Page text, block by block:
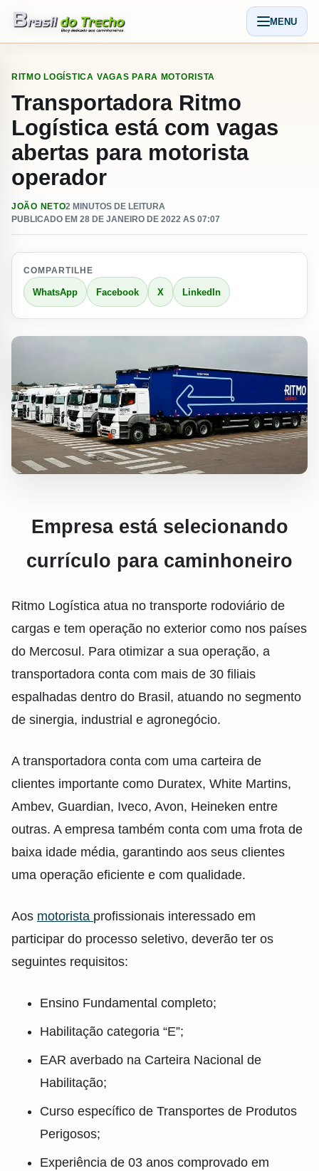
Abrir
MENU
RITMO LOGÍSTICA VAGAS PARA MOTORISTA
Transportadora Ritmo
Logística está com vagas
abertas para motorista
operador
JOÃO NETO2 MINUTOS DE LEITURA
PUBLICADO EM 28 DE JANEIRO DE 2022 AS 07:07
COMPARTILHE
WhatsApp Facebook X LinkedIn
Empresa está selecionando
currículo para caminhoneiro
Ritmo Logística atua no transporte rodoviário de
cargas e tem operação no exterior como nos países
do Mercosul. Para otimizar a sua operação, a
transportadora conta com mais de 30 filiais
espalhadas dentro do Brasil, atuando no segmento
de sinergia, industrial e agronegócio.
A transportadora conta com uma carteira de
clientes importante como Duratex, White Martins,
Ambev, Guardian, Iveco, Avon, Heineken entre
outras. A empresa também conta com uma frota de
baixa idade média, garantindo aos seus clientes
uma operação eficiente e com qualidade.
Aos motorista profissionais interessado em
participar do processo seletivo, deverão ter os
seguintes requisitos:
Ensino Fundamental completo;
Habilitação categoria “E”;
EAR averbado na Carteira Nacional de
Habilitação;
Curso específico de Transportes de Produtos
Perigosos;
Experiência de 03 anos comprovado em